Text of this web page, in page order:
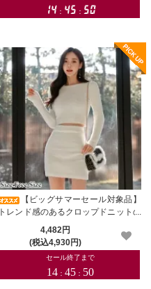
【ビッグサマーセール対象品】
トレンド感のあるクロップドニットの
セットアップドレス(キャバドレス・C
ABARETDRESS)
4,482円
(税込4,930円)